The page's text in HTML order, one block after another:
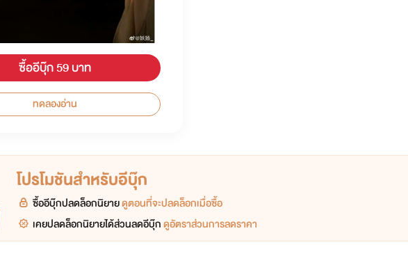
ซื้ออีบุ๊ก 59 บาท
ทดลองอ่าน
โปรโมชันสำหรับอีบุ๊ก
ซื้ออีบุ๊กปลดล็อกนิยายดูตอนที่จะปลดล็อกเมื่อซื้อ
เคยปลดล็อกนิยายได้ส่วนลดอีบุ๊กดูอัตราส่วนการลดราคา